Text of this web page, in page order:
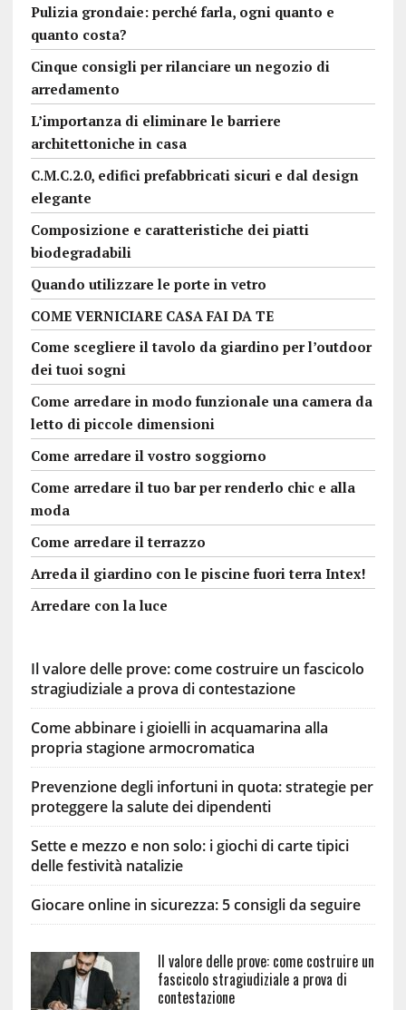
Pulizia grondaie: perché farla, ogni quanto e
quanto costa?
Cinque consigli per rilanciare un negozio di
arredamento
L’importanza di eliminare le barriere
architettoniche in casa
C.M.C.2.0, edifici prefabbricati sicuri e dal design
elegante
Composizione e caratteristiche dei piatti
biodegradabili
Quando utilizzare le porte in vetro
COME VERNICIARE CASA FAI DA TE
Come scegliere il tavolo da giardino per l’outdoor
dei tuoi sogni
Come arredare in modo funzionale una camera da
letto di piccole dimensioni
Come arredare il vostro soggiorno
Come arredare il tuo bar per renderlo chic e alla
moda
Come arredare il terrazzo
Arreda il giardino con le piscine fuori terra Intex!
Arredare con la luce
Il valore delle prove: come costruire un fascicolo
stragiudiziale a prova di contestazione
Come abbinare i gioielli in acquamarina alla
propria stagione armocromatica
Prevenzione degli infortuni in quota: strategie per
proteggere la salute dei dipendenti
Sette e mezzo e non solo: i giochi di carte tipici
delle festività natalizie
Giocare online in sicurezza: 5 consigli da seguire
Il valore delle prove: come costruire un
fascicolo stragiudiziale a prova di
contestazione